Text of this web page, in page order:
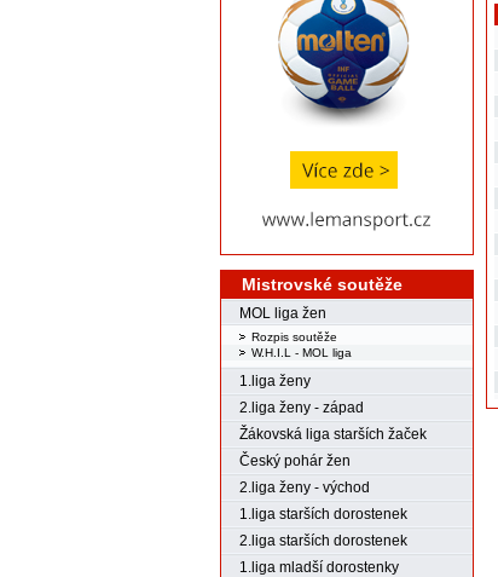
Mistrovské soutěže
MOL liga žen
Rozpis soutěže
W.H.I.L - MOL liga
1.liga ženy
2.liga ženy - západ
Žákovská liga starších žaček
Český pohár žen
2.liga ženy - východ
1.liga starších dorostenek
2.liga starších dorostenek
1.liga mladší dorostenky